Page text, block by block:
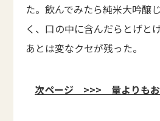
た。飲んでみたら純米大吟醸
く、口の中に含んだらとげと
あとは変なクセが残った。
次ページ >>> 量よりもお